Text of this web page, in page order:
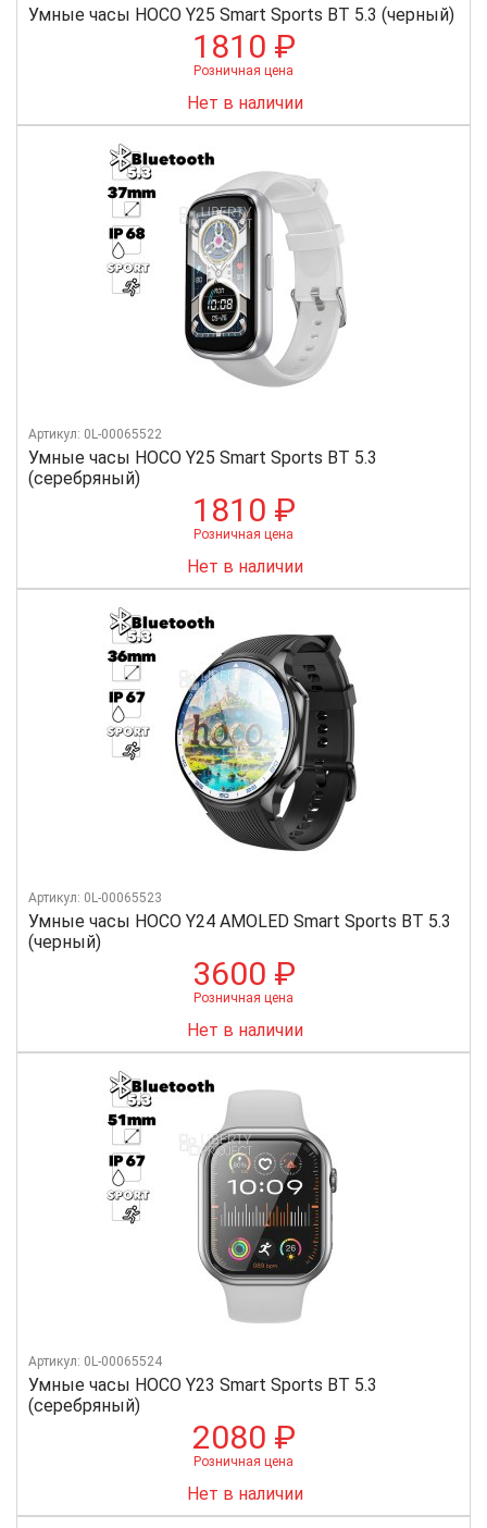
Умные часы HOCO Y25 Smart Sports BT 5.3 (черный)
1810 ₽
Розничная цена
Нет в наличии
Умные часы HOCO Y25 Smart Sports BT 5.3
(серебряный)
Артикул: 0L-00065522
1810 ₽
Розничная цена
Нет в наличии
Умные часы HOCO Y24 AMOLED Smart Sports BT 5.3
(черный)
Артикул: 0L-00065523
3600 ₽
Розничная цена
Нет в наличии
Умные часы HOCO Y23 Smart Sports BT 5.3
(серебряный)
Артикул: 0L-00065524
2080 ₽
Розничная цена
Нет в наличии